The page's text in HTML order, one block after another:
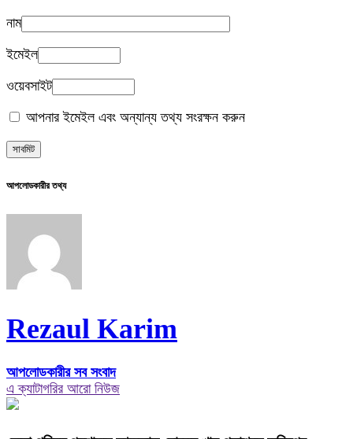
নাম
ইমেইল
ওয়েবসাইট
আপনার ইমেইল এবং অন্যান্য তথ্য সংরক্ষন করুন
আপলোডকারীর তথ্য
Rezaul Karim
আপলোডকারীর সব সংবাদ
এ ক্যাটাগরির আরো নিউজ